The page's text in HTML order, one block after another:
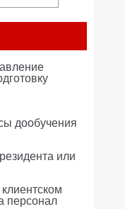
дообучения
или
персонал